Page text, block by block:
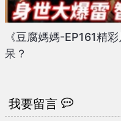
《豆腐媽媽-EP161精
呆？
我要留言